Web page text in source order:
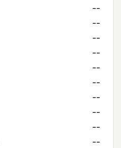
--
--
--
--
--
--
--
--
--
--